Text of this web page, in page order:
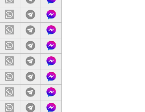
站
載
服
站
載
服
站
載
服
站
載
服
站
載
服
站
載
服
站
載
服
務提供